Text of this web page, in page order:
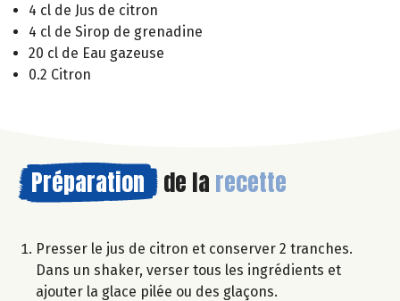
4 cl de Jus de citron
4 cl de Sirop de grenadine
20 cl de Eau gazeuse
0.2 Citron
Préparation de la recette
Presser le jus de citron et conserver 2 tranches.
Dans un shaker, verser tous les ingrédients et
ajouter la glace pilée ou des glaçons.